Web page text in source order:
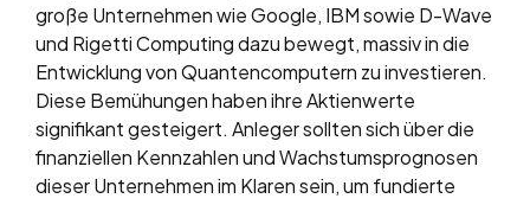
große Unternehmen wie Google, IBM sowie D-Wave
und Rigetti Computing dazu bewegt, massiv in die
Entwicklung von Quantencomputern zu investieren.
Diese Bemühungen haben ihre Aktienwerte
signifikant gesteigert. Anleger sollten sich über die
finanziellen Kennzahlen und Wachstumsprognosen
dieser Unternehmen im Klaren sein, um fundierte